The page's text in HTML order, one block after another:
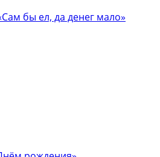
бы ел, да денег мало»